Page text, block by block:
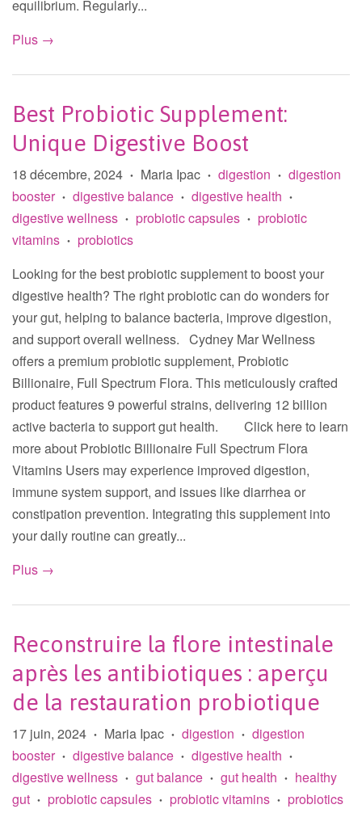
equilibrium. Regularly...
Plus →
Best Probiotic Supplement:
Unique Digestive Boost
18 décembre, 2024 • Maria Ipac • digestion • digestion
booster • digestive balance • digestive health •
digestive wellness • probiotic capsules • probiotic
vitamins • probiotics
Looking for the best probiotic supplement to boost your
digestive health? The right probiotic can do wonders for
your gut, helping to balance bacteria, improve digestion,
and support overall wellness. Cydney Mar Wellness
offers a premium probiotic supplement, Probiotic
Billionaire, Full Spectrum Flora. This meticulously crafted
product features 9 powerful strains, delivering 12 billion
active bacteria to support gut health. Click here to learn
more about Probiotic Billionaire Full Spectrum Flora
Vitamins Users may experience improved digestion,
immune system support, and issues like diarrhea or
constipation prevention. Integrating this supplement into
your daily routine can greatly...
Plus →
Reconstruire la flore intestinale
après les antibiotiques : aperçu
de la restauration probiotique
17 juin, 2024 • Maria Ipac • digestion • digestion
booster • digestive balance • digestive health •
digestive wellness • gut balance • gut health •
healthy
gut • probiotic capsules • probiotic vitamins • probiotics